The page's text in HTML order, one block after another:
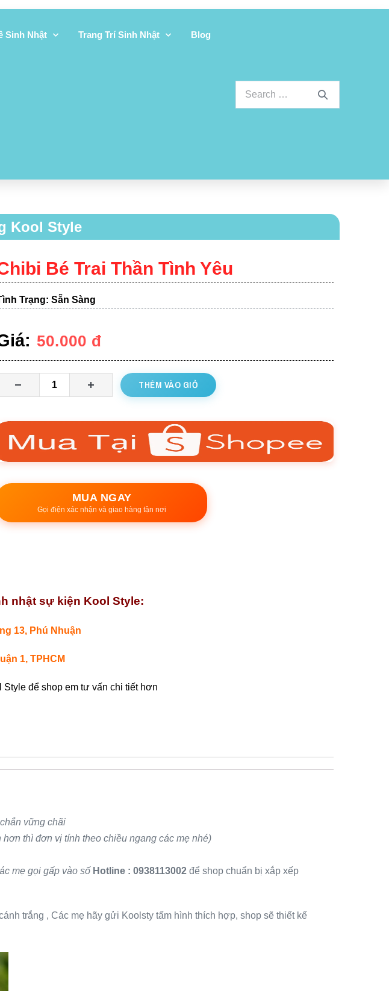
Sinh Nhật Trang Trí Sinh Nhật Blog
Kool Style
Bé Trai Thần Tình Yêu
Trạng: Sẵn Sàng
50.000 đ
THÊM VÀO GIỎ
MUA NGAY
Gọi điện xác nhận và giao hàng tận nơi
nhật sự kiện Kool Style:
13, Phú Nhuận
1, TPHCM
để shop em tư vấn chi tiết hơn
vững chãi
thì đơn vị tính theo chiều ngang các mẹ nhé)
mẹ gọi gấp vào số Hotline : 0938113002 để shop chuẩn bị xắp xếp
trắng , Các mẹ hãy gửi Koolsty tấm hình thích hợp, shop sẽ thiết kế